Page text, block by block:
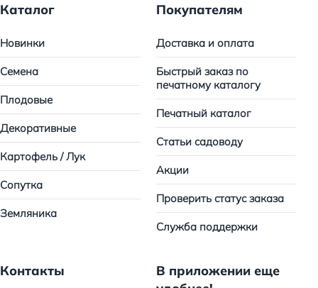
Каталог
Новинки
Семена
Плодовые
Декоративные
Картофель / Лук
Сопутка
Земляника
Покупателям
Доставка и оплата
Быстрый заказ по
печатному каталогу
Печатный каталог
Статьи садоводу
Акции
Проверить статус заказа
Служба поддержки
Контакты
В приложении еще